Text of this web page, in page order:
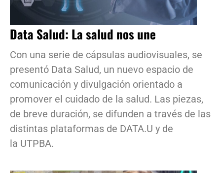
Data Salud: La salud nos une
Con una serie de cápsulas audiovisuales, se
presentó Data Salud, un nuevo espacio de
comunicación y divulgación orientado a
promover el cuidado de la salud. Las piezas,
de breve duración, se difunden a través de las
distintas plataformas de DATA.U y de
la UTPBA.